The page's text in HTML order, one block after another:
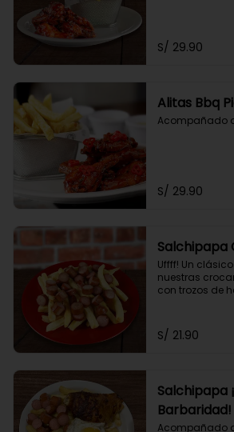
S/ 29.90
Alitas Bbq
Acompañado
S/ 29.90
Salchipapa
Uffff! Un
nuestras
con trozos de
S/ 21.90
Salchipapa
Barbaridad!
Acompañado